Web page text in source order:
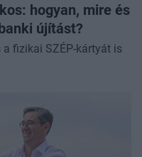
hogyan, mire és
újítást?
fizikai SZÉP-kártyát is